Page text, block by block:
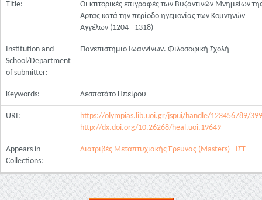
Title:
Οι κτιτορικές επιγραφές των Βυζαντινών Μνημείων
Άρτας κατά την περίοδο ηγεμονίας των Κομνηνών
Αγγέλων (1204 - 1318)
Institution and
School/Department
of submitter:
Πανεπιστήμιο Ιωαννίνων. Φιλοσοφική Σχολή
Keywords: Δεσποτάτο Ηπείρου
URI:
https://olympias.lib.uoi.gr/jspui/handle/123456789/
http://dx.doi.org/10.26268/heal.uoi.19649
Appears in
Collections:
Διατριβές Μεταπτυχιακής Έρευνας (Masters) - ΙΣΤ